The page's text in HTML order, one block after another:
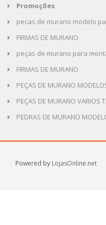
Promoções
pecas de murano modelo
FIRMAS DE MURANO
peças de murano para
FIRMAS DE MURANO
PEÇAS DE MURANO
PEÇAS DE MURANO VARIOS
PEDRAS DE MURANO
Powered by LojasOnline.net